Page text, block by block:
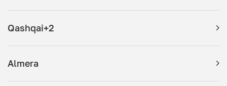
Qashqai+2
Almera